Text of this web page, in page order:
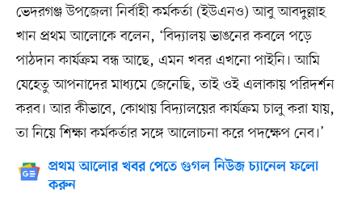
ভেদরগঞ্জ উপজেলা নির্বাহী কর্মকর্তা (ইউএনও) আবু আবদুল্লাহ
খান প্রথম আলোকে বলেন, ‘বিদ্যালয় ভাঙনের কবলে পড়ে
পাঠদান কার্যক্রম বন্ধ আছে, এমন খবর এখনো পাইনি। আমি
যেহেতু আপনাদের মাধ্যমে জেনেছি, তাই ওই এলাকায় পরিদর্শন
করব। আর কীভাবে, কোথায় বিদ্যালয়ের কার্যক্রম চালু করা যায়,
তা নিয়ে শিক্ষা কর্মকর্তার সঙ্গে আলোচনা করে পদক্ষেপ নেব।’
প্রথম আলোর খবর পেতে গুগল নিউজ চ্যানেল ফলো
করুন